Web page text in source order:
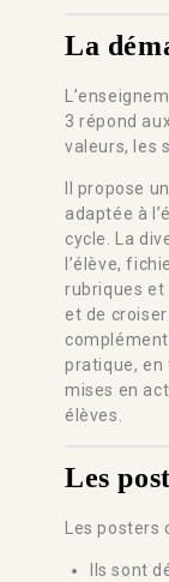
La
3 répond
valeurs, les
Il propose
adaptée à
cycle. La
l’élève,
rubriques
et de
pratique,
mises en
élèves.
Les
Les
Ils sont